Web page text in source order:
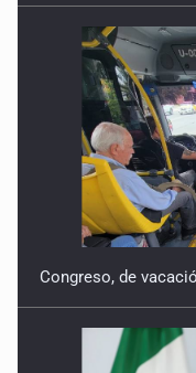
Congreso, de